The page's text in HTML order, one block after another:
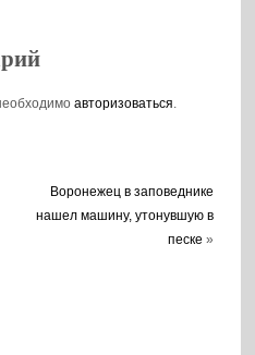
авторизоваться.
Воронежец в заповеднике
нашел машину, утонувшую в
песке »